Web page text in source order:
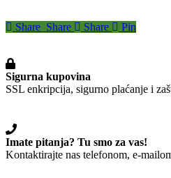
Share Share Share Pin
Sigurna kupovina
SSL enkripcija, sigurno plaćanje i
Imate pitanja? Tu smo za vas!
Kontaktirajte nas telefonom, e-